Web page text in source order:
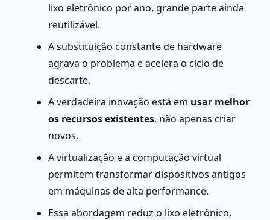
lixo eletrônico por ano, grande parte ainda
reutilizável.
A substituição constante de hardware
agrava o problema e acelera o ciclo de
descarte.
A verdadeira inovação está em usar melhor
os recursos existentes, não apenas criar
novos.
A virtualização e a computação virtual
permitem transformar dispositivos antigos
em máquinas de alta performance.
Essa abordagem reduz o lixo eletrônico,